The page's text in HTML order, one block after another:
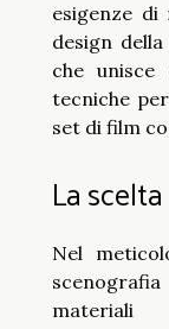
esigenze
design
che unisce
tecniche
set di film
La
Nel
materiali